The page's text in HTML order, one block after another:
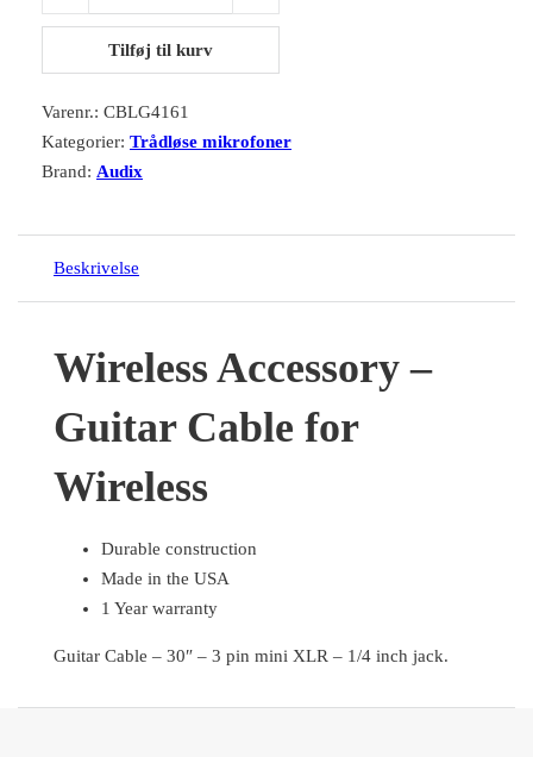
Tilføj til kurv
Varenr.: CBLG4161
Kategorier: Trådløse mikrofoner
Brand: Audix
Beskrivelse
Wireless Accessory –
Guitar Cable for
Wireless
Durable construction
Made in the USA
1 Year warranty
Guitar Cable – 30″ – 3 pin mini XLR – 1/4 inch jack.